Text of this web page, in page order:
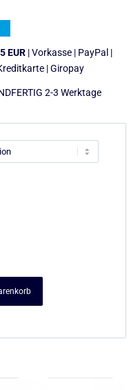
EUR | Vorkasse | PayPal |
| Giropay
2-3 Werktage